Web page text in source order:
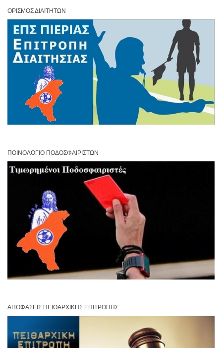
ΟΡΙΣΜΌΣ ΔΙΑΙΤΗΤΏΝ
ΠΟΙΝΟΛΌΓΙΟ ΠΟΔΟΣΦΑΙΡΙΣΤΏΝ
ΑΠΟΦΆΣΕΙΣ ΠΕΙΘΑΡΧΙΚΉΣ ΕΠΙΤΡΟΠΉΣ